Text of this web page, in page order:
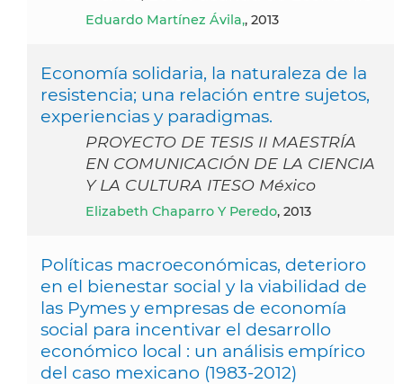
Eduardo Martínez Ávila,, 2013
Economía solidaria, la naturaleza de la
resistencia; una relación entre sujetos,
experiencias y paradigmas.
PROYECTO DE TESIS II MAESTRÍA
EN COMUNICACIÓN DE LA CIENCIA
Y LA CULTURA ITESO México
Elizabeth Chaparro Y Peredo, 2013
Políticas macroeconómicas, deterioro
en el bienestar social y la viabilidad de
las Pymes y empresas de economía
social para incentivar el desarrollo
económico local : un análisis empírico
del caso mexicano (1983-2012)